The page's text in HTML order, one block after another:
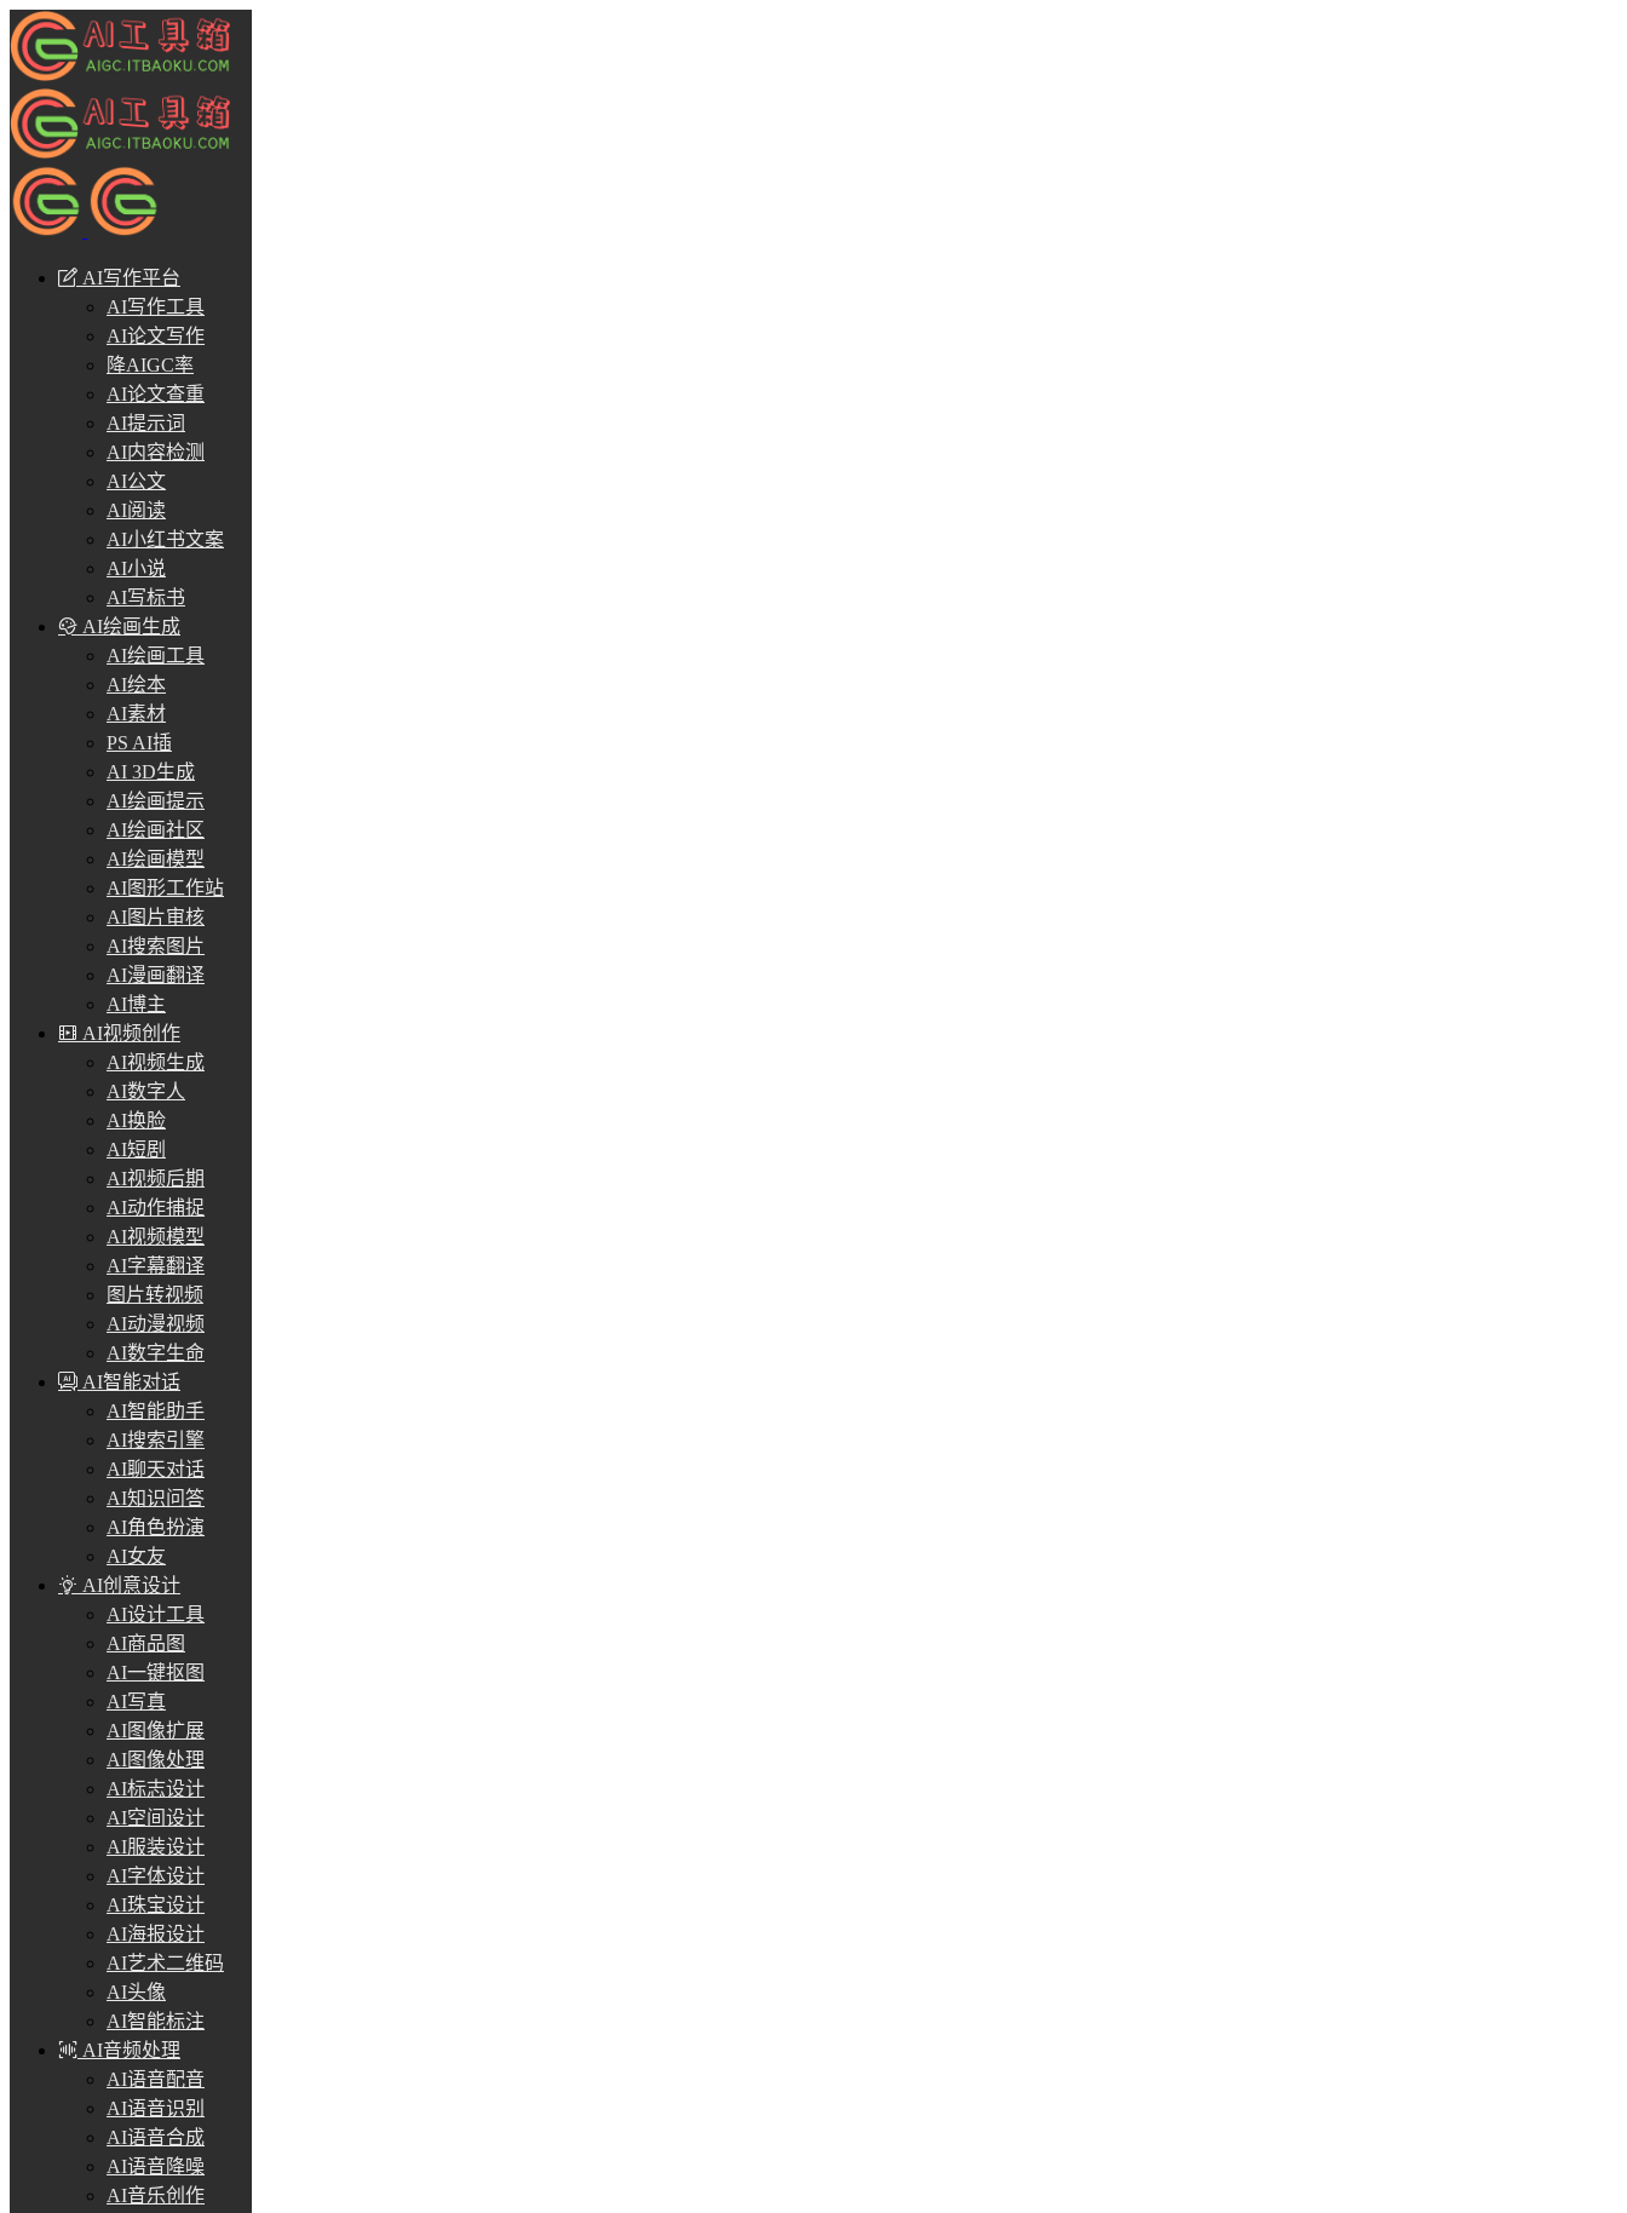
AI写作平台
AI写作工具
AI论文写作
降AIGC率
AI论文查重
AI提示词
AI内容检测
AI公文
AI阅读
AI小红书文案
AI小说
AI写标书
AI绘画生成
AI绘画工具
AI绘本
AI素材
PS AI插
AI 3D生成
AI绘画提示
AI绘画社区
AI绘画模型
AI图形工作站
AI图片审核
AI搜索图片
AI漫画翻译
AI博主
AI视频创作
AI视频生成
AI数字人
AI换脸
AI短剧
AI视频后期
AI动作捕捉
AI视频模型
AI字幕翻译
图片转视频
AI动漫视频
AI数字生命
AI智能对话
AI智能助手
AI搜索引擎
AI聊天对话
AI知识问答
AI角色扮演
AI女友
AI创意设计
AI设计工具
AI商品图
AI一键抠图
AI写真
AI图像扩展
AI图像处理
AI标志设计
AI空间设计
AI服装设计
AI字体设计
AI珠宝设计
AI海报设计
AI艺术二维码
AI头像
AI智能标注
AI音频处理
AI语音配音
AI语音识别
AI语音合成
AI语音降噪
AI音乐创作